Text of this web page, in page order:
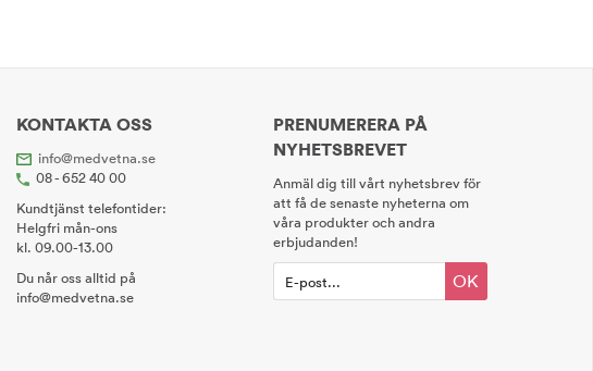
KONTAKTA OSS
info@medvetna.se
08 - 652 40 00
Kundtjänst telefontider:
Helgfri mån-ons
kl. 09.00-13.00
Du når oss alltid på
info@medvetna.se
PRENUMERERA PÅ
NYHETSBREVET
Anmäl dig till vårt nyhetsbrev för
att få de senaste nyheterna om
våra produkter och andra
erbjudanden!
OK